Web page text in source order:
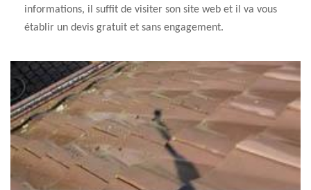
informations, il suffit de visiter son site web et il va vous
établir un devis gratuit et sans engagement.